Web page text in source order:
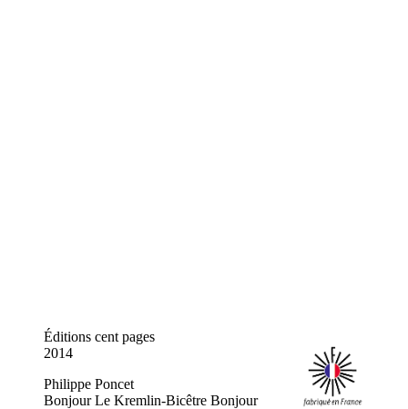
Éditions cent pages
2014
Philippe Poncet
Bonjour Le Kremlin-Bicêtre Bonjour